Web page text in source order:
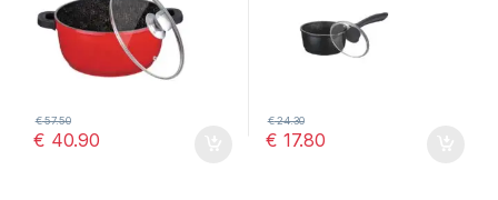
€ 40.90
€57.50
€ 17.80
€24.30